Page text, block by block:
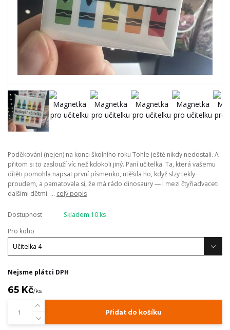
Poděkování (nejen) na konci školního roku Tohle ještě nikdy nedostali. A
přitom si to zaslouží víc než kdokoli jiný. Paní učitelka. Ta, která vašemu
dítěti pomohla napsat první písmenko, utěšila ho, když slzy tekly
proudem, a pamatovala si, že má rádo dinosaury — i mezi čtyřiadvaceti
dalšími dětmi. ... celý popis
Dostupnost
Skladem 10 ks
Pro koho
Nejsme plátci DPH
65 Kč/ks
Přidat do košíku